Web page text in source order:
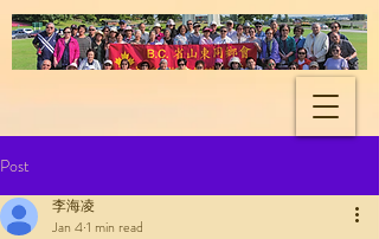
Shandong Natives
Association of BC
Post
李海凌
Jan 41 min read